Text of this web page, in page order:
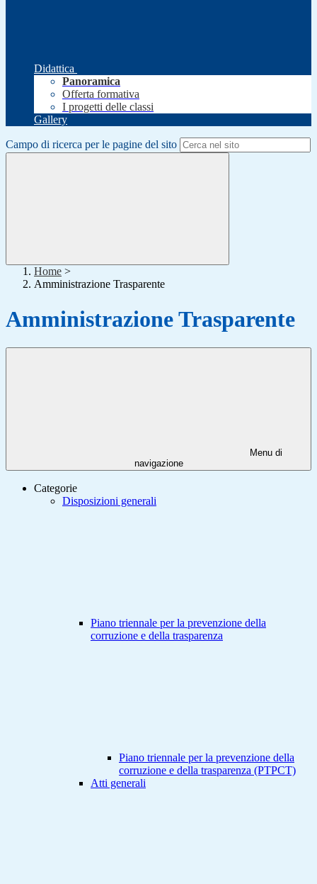
Didattica
Panoramica
Offerta formativa
I progetti delle classi
Gallery
Campo di ricerca per le pagine del sito
Home >
Amministrazione Trasparente
Amministrazione Trasparente
Menu di
navigazione
Categorie
Disposizioni generali
Piano triennale per la prevenzione della
corruzione e della trasparenza
Piano triennale per la prevenzione della
corruzione e della trasparenza (PTPCT)
Atti generali